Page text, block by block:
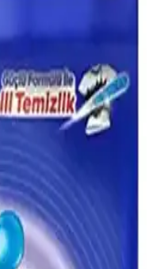
parçasıdır. Kir
formülleriyle sağlığı
Temel ve
ideal sıvı temizlik ürünüdür.
el yıkamada etkili ve
önemlidir.
ve Ekonomik